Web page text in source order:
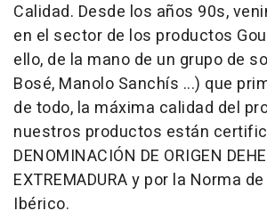
Calidad. Desde los años 90s,
en el sector de los productos
ello, de la mano de un grupo de
Bosé, Manolo Sanchís ...) que
de todo, la máxima calidad del
nuestros productos están
DENOMINACIÓN DE ORIGEN
EXTREMADURA y por la Norma
Ibérico.